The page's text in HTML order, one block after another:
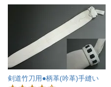
剣道竹刀用●柄革(吟革)手縫い